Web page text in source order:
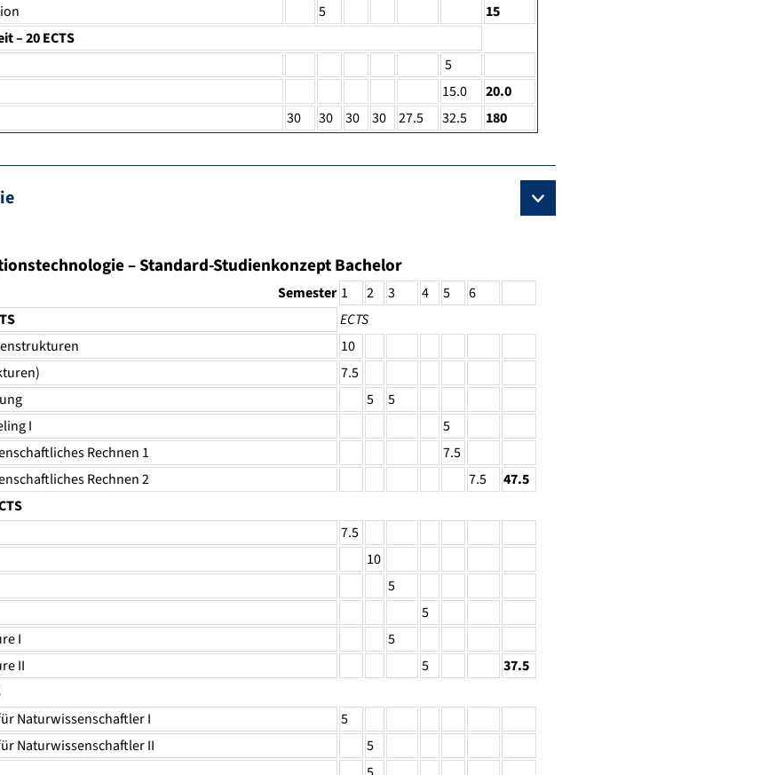
5
15
– 20 ECTS
5
15.0
20.0
30 30 30 30 27.5 32.5 180
–Standard-Studienkonzept Bachelor
Semester 1 2 3 4 5
6
ECTS
10
7.5
5
5
I
5
Rechnen 1
7.5
Rechnen 2
7.5
47.5
7.5
10
5
5
I
5
II
5
37.5
Naturwissenschaftler I
5
Naturwissenschaftler II
5